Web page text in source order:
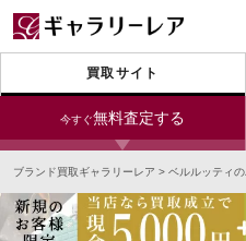
買取サイト
今すぐ無料査定する
今
24時間受付
銀座本店 青山表
ブランド買取ギャラリーレア > ベルルッティ